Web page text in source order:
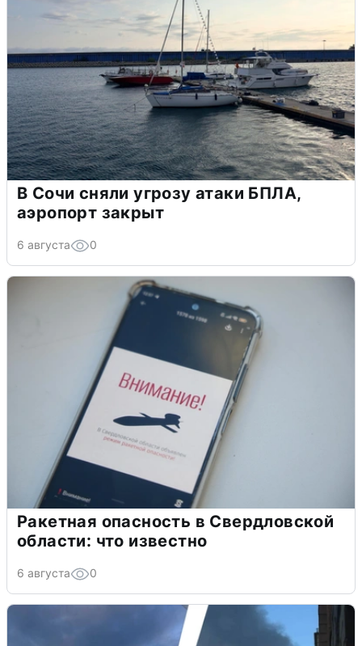
В Сочи сняли угрозу атаки БПЛА,
аэропорт закрыт
6 августа 0
Ракетная опасность в Свердловской
области: что известно
6 августа 0